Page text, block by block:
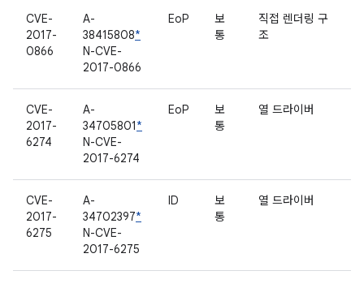
CVE-
2017-
0866
A-
38415808*
N-CVE-
2017-0866
EoP
보
통
직접 렌더링 구
조
CVE-
2017-
6274
A-
34705801*
N-CVE-
2017-6274
EoP
보
통
열 드라이버
CVE-
2017-
6275
A-
34702397*
N-CVE-
2017-6275
ID
보
통
열 드라이버